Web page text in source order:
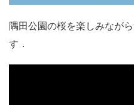
隅田公園の桜を楽しみなが
す．